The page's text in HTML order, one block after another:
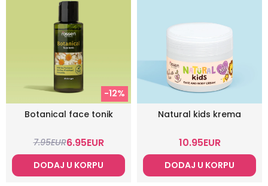
-12%
Botanical face tonik
7.95EUR6.95EUR
DODAJ U KORPU
Natural kids krema
10.95EUR
DODAJ U KORPU